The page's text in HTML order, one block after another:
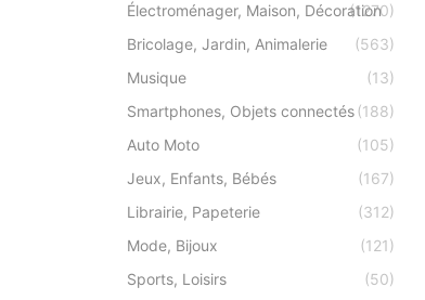
Électroménager, Maison, Décoration
(1270)
Bricolage, Jardin, Animalerie
(563)
Musique
(13)
Smartphones, Objets connectés(188)
Auto Moto
(105)
Jeux, Enfants, Bébés
(167)
Librairie, Papeterie
(312)
Mode, Bijoux
(121)
Sports, Loisirs
(50)